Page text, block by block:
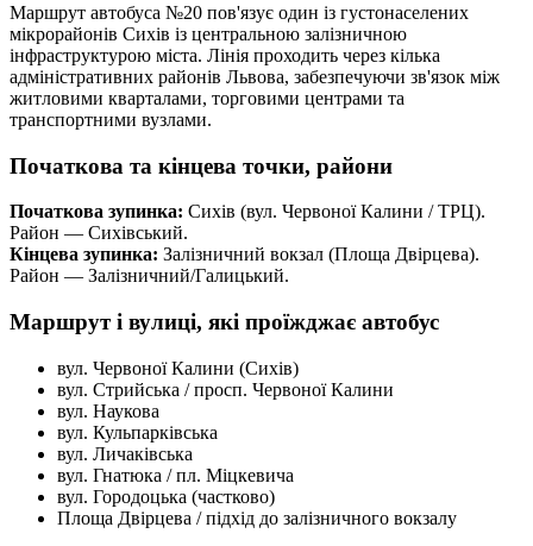
Маршрут автобуса №20 пов'язує один із густонаселених
мікрорайонів Сихів із центральною залізничною
інфраструктурою міста. Лінія проходить через кілька
адміністративних районів Львова, забезпечуючи зв'язок між
житловими кварталами, торговими центрами та
транспортними вузлами.
Початкова та кінцева точки, райони
Початкова зупинка: Сихів (вул. Червоної Калини / ТРЦ).
Район — Сихівський.
Кінцева зупинка: Залізничний вокзал (Площа Двірцева).
Район — Залізничний/Галицький.
Маршрут і вулиці, які проїжджає автобус
вул. Червоної Калини (Сихів)
вул. Стрийська / просп. Червоної Калини
вул. Наукова
вул. Кульпарківська
вул. Личаківська
вул. Гнатюка / пл. Міцкевича
вул. Городоцька (частково)
Площа Двірцева / підхід до залізничного вокзалу